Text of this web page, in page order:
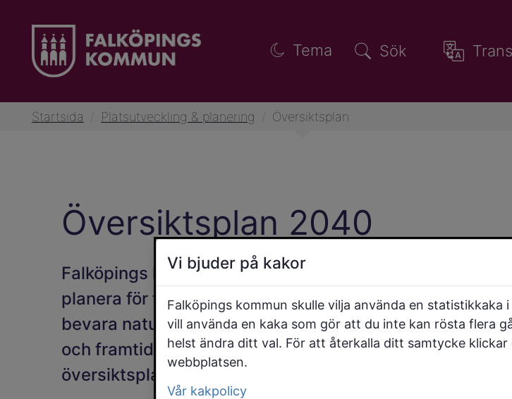
Tema Sök
Startsida Platsutveckling & planering Översiktsplan
Översiktsplan 2040
Falköpings kommun vill växa. Det betyder att vi behöver
planera för fler bostäder och företag. Samtidigt vill vi
bevara naturområden och kulturmiljöer – både för
och framtidens falköpingsbor. Vi har tagit fram en
översiktsplan. Planen finns att läsa i länk nedan.
Vi bjuder på kakor
Falköpings kommun skulle vilja använda en
vill använda en kaka som gör att du inte kan rösta flera
helst ändra ditt val. För att återkalla ditt samtycke klickar
webbplatsen.
Vår kakpolicy